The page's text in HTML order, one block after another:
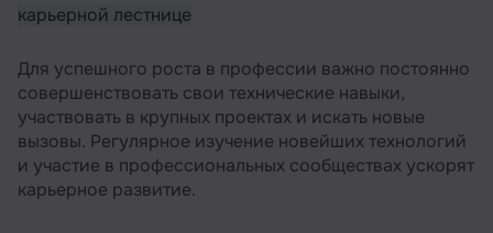
карьерной лестнице
Для успешного роста в профессии важно постоянно
совершенствовать свои технические навыки,
участвовать в крупных проектах и искать новые
вызовы. Регулярное изучение новейших технологий
и участие в профессиональных сообществах ускорят
карьерное развитие.